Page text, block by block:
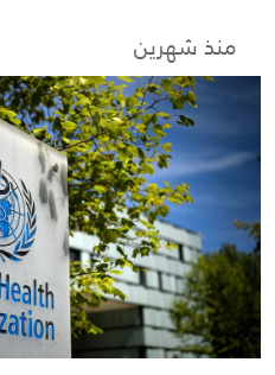
منذ شهرين